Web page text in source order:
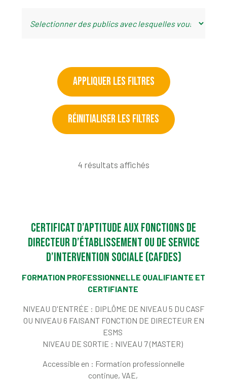
APPLIQUER LES FILTRES
RÉINITIALISER LES FILTRES
4 résultats affichés
Certificat d’aptitude aux fonctions de
directeur d’établissement ou de service
d’intervention sociale (CAFDES)
FORMATION PROFESSIONNELLE QUALIFIANTE ET
CERTIFIANTE
NIVEAU D'ENTRÉE : DIPLÔME DE NIVEAU 5 DU CASF
OU NIVEAU 6 FAISANT FONCTION DE DIRECTEUR EN
ESMS
NIVEAU DE SORTIE : NIVEAU 7 (MASTER)
Accessible en : Formation professionnelle
continue, VAE,